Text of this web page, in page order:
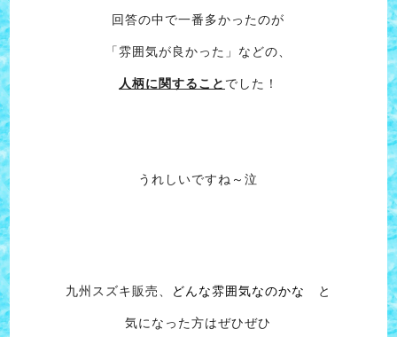
回答の中で一番多かったのが
「雰囲気が良かった」などの、
人柄に関すること でした！
うれしいですね～泣
九州スズキ販売、 どんな雰囲気なのかな と
気になった方はぜひぜひ